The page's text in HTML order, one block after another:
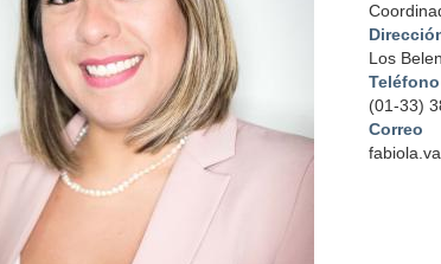
Los
Teléfono
(01-33)
Correo